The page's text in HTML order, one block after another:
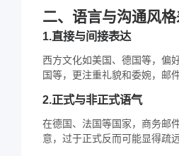
二、语言与沟通风
1.直接与间接表达
西方文化如美国、德国等，偏
国等，更注重礼貌和委婉，邮
2.正式与非正式语气
在德国、法国等国家，商务邮
意，过于正式反而可能显得疏远